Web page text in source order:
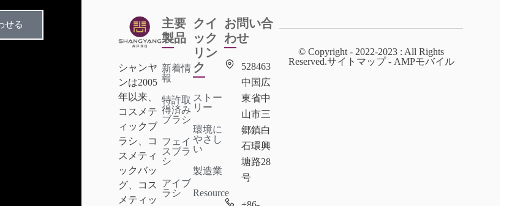
せる
シャンヤ
ンは2005
年以来、
コスメテ
ィックブ
ラシ、コ
スメティ
ックバッ
グ、コス
メティッ
主要
製品
新着情
報
特許取
得済み
ブラシ
フェイ
スブラ
シ
アイブ
ラシ
クイ
ック
リン
ク
ストー
リー
環境に
やさし
い
製造業
Resource
お問い合
わせ
528463
中国広
東省中
山市三
郷鎮白
石環興
塘路28
号
© Copyright - 2022-2023 : All Rights
Reserved.サイトマップ - AMPモバイル